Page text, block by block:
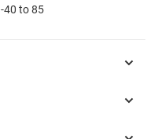
-40 to 85